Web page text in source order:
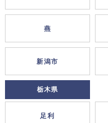
燕
新潟市
栃木県
足利